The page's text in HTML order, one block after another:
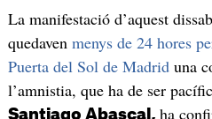
La manifestació d’aquest
quedaven menys de 24 hores
Puerta del Sol de Madriduna
l’amnistia, que ha de ser
Santiago Abascal, ha